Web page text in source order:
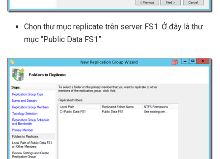
Chọn thư mục replicate trên server FS1. Ở đây là thư
mục “Public Data FS1”